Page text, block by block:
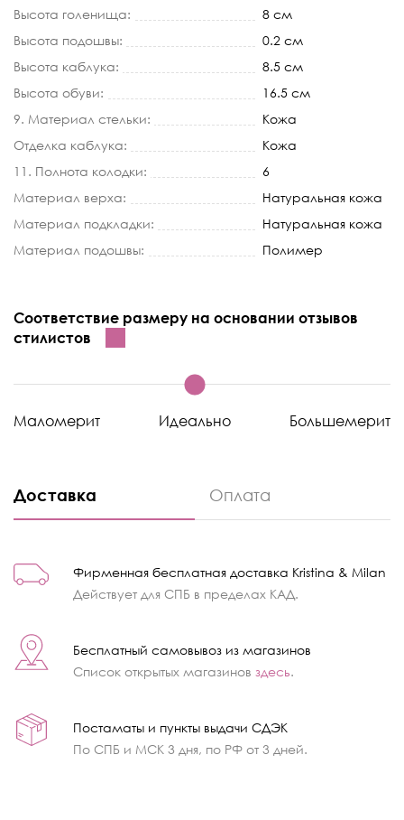
Высота голенища:
8 см
Высота подошвы:
0.2 см
Высота каблука:
8.5 см
Высота обуви:
16.5 см
9. Материал стельки:
Кожа
Отделка каблука:
Кожа
11. Полнота колодки:
6
Материал верха:
Натуральная кожа
Материал подкладки:
Натуральная кожа
Материал подошвы:
Полимер
Соответствие размеру на основании отзывов
стилистов
Маломерит Идеально Большемерит
Доставка Оплата
Фирменная бесплатная доставка Kristina & Milan
Действует для СПБ в пределах КАД.
Бесплатный самовывоз из магазинов
Список открытых магазинов здесь.
Постаматы и пункты выдачи СДЭК
По СПБ и МСК 3 дня, по РФ от 3 дней.